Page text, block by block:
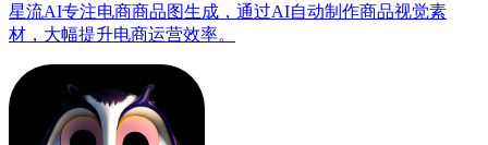
星流AI专注电商商品图生成，通过AI自动制作商品视觉素
材，大幅提升电商运营效率。